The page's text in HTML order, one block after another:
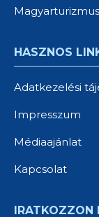
HASZNOS
Adatkezelési
Impresszum
Médiaajánlat
Kapcsolat
IRATKOZZON